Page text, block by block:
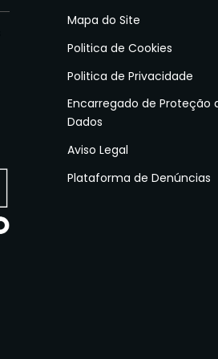
Mapa do Site
Politica de Cookies
Politica de Privacidade
Encarregado de Proteção
Dados
Aviso Legal
Plataforma de Denúncias